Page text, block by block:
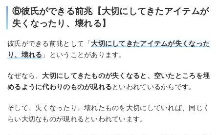
⑥彼氏ができる前兆【大切にしてきたアイテムが
失くなったり、壊れる】
彼氏ができる前兆として「大切にしてきたアイテムが失くなった
り、壊れる 」ということがあります。
なぜなら、 大切にしてきたものが失くなると、空いたところを埋
めるように代わりのものが現れるといわれているからです。
そして、失くなったり、壊れたものを大切にしていれば、同じく
らい大切なものが現れるといわれています。